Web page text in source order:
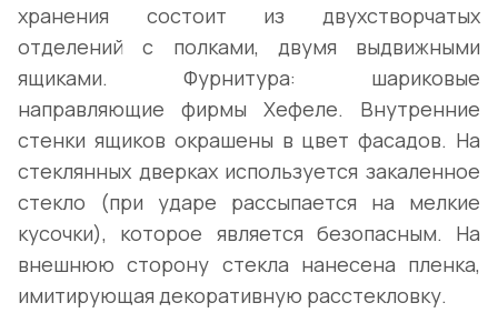
хранения состоит из двухстворчатых
отделений с полками, двумя выдвижными
ящиками. Фурнитура: шариковые
направляющие фирмы Хефеле. Внутренние
стенки ящиков окрашены в цвет фасадов. На
стеклянных дверках используется закаленное
стекло (при ударе рассыпается на мелкие
кусочки), которое является безопасным. На
внешнюю сторону стекла нанесена пленка,
имитирующая декоративную расстекловку.